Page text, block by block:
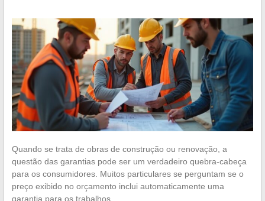
Quando se trata de obras de construção ou renovação, a
questão das garantias pode ser um verdadeiro quebra-cabeça
para os consumidores. Muitos particulares se perguntam se o
preço exibido no orçamento inclui automaticamente uma
garantia para os trabalhos…